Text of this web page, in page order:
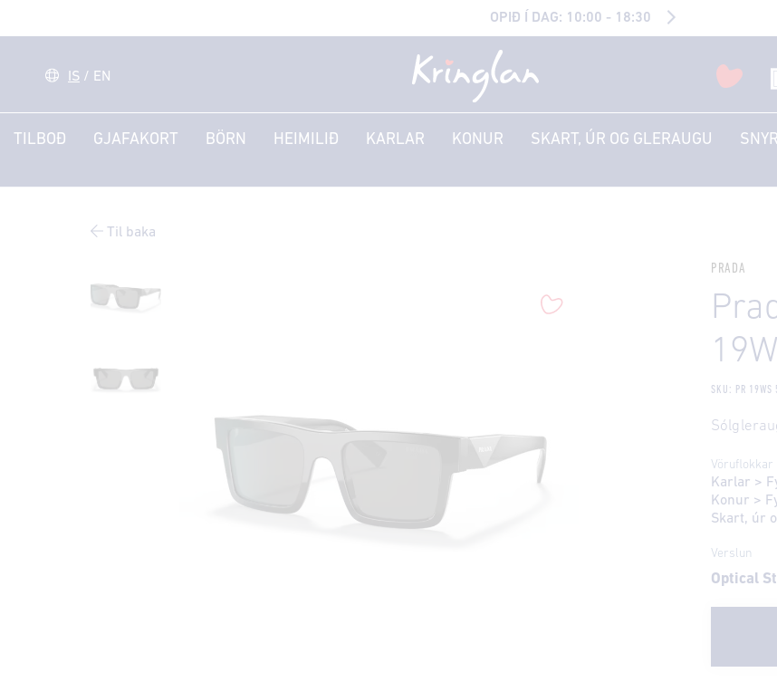
OPIÐ Í DAG: 10:00 - 18:30
IS / EN
TILBOÐ GJAFAKORT BÖRN HEIMILIÐ KARLAR KONUR SKART, ÚR OG GLERAUGU
Til baka
PRADA
SKU: PR 19WS
Vöruflokkar
Karlar >
Konur >
Skart, úr
Verslun
Optical